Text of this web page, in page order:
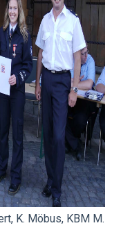
K. Möbus, KBM M.